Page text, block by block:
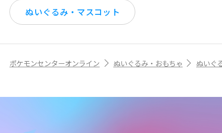
ぬいぐるみ・マスコット
ポケモンセンターオンライン ぬいぐるみ・おもちゃ ぬいぐ